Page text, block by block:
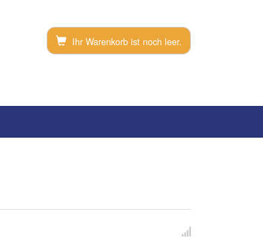
Ihr Warenkorb ist noch leer.